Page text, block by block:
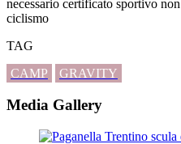
necessario certificato sportivo
ciclismo
TAG
CAMP
GRAVITY
Media Gallery